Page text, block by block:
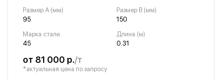
Размер A (мм)
95
Размер B (мм)
150
Марка стали
45
Длина (м)
0.31
от 81 000 р./т
*актуальная цена по запросу